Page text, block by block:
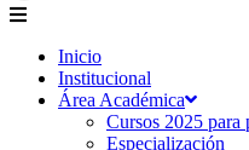
Inicio
Institucional
Área Académica
Cursos 2025 para
Especialización